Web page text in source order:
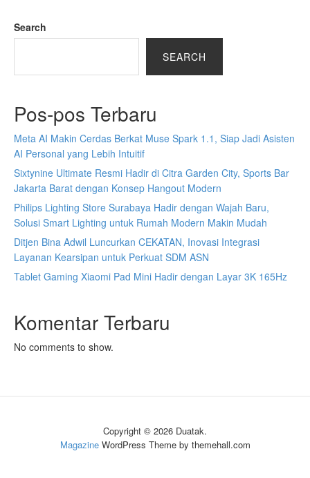
Search
SEARCH
Pos-pos Terbaru
Meta AI Makin Cerdas Berkat Muse Spark 1.1, Siap Jadi Asisten
AI Personal yang Lebih Intuitif
Sixtynine Ultimate Resmi Hadir di Citra Garden City, Sports Bar
Jakarta Barat dengan Konsep Hangout Modern
Philips Lighting Store Surabaya Hadir dengan Wajah Baru,
Solusi Smart Lighting untuk Rumah Modern Makin Mudah
Ditjen Bina Adwil Luncurkan CEKATAN, Inovasi Integrasi
Layanan Kearsipan untuk Perkuat SDM ASN
Tablet Gaming Xiaomi Pad Mini Hadir dengan Layar 3K 165Hz
Komentar Terbaru
No comments to show.
Copyright © 2026 Duatak.
MagazineWordPress Theme by themehall.com